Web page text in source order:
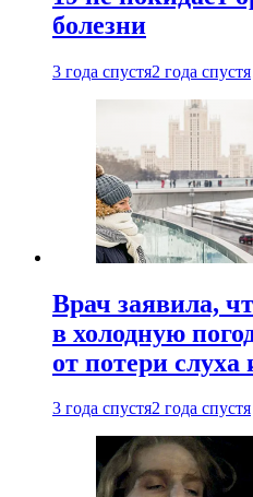
болезни
3 года спустя2 года спустя
Врач заявила,
в холодную
от потери
3 года спустя2 года спустя